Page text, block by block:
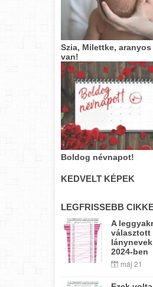
Szia, Milettke, aranyos
van!
Boldog névnapot!
KEDVELT KÉPEK
LEGFRISSEBB
A
választott
2024-ben
máj 21